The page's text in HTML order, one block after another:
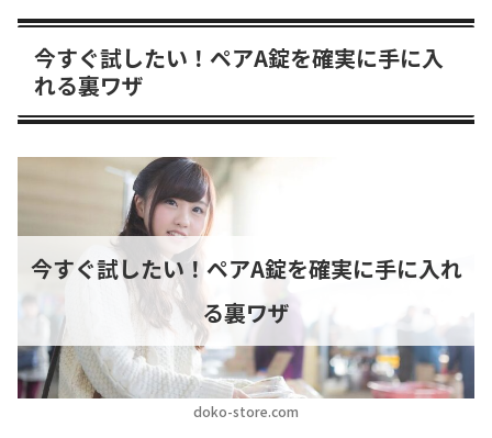
今すぐ試したい！ペアA錠を確実に手に入
れる裏ワザ
doko-store.com
今すぐ試したい！ペアA錠を確実に手に入れ
る裏ワザ